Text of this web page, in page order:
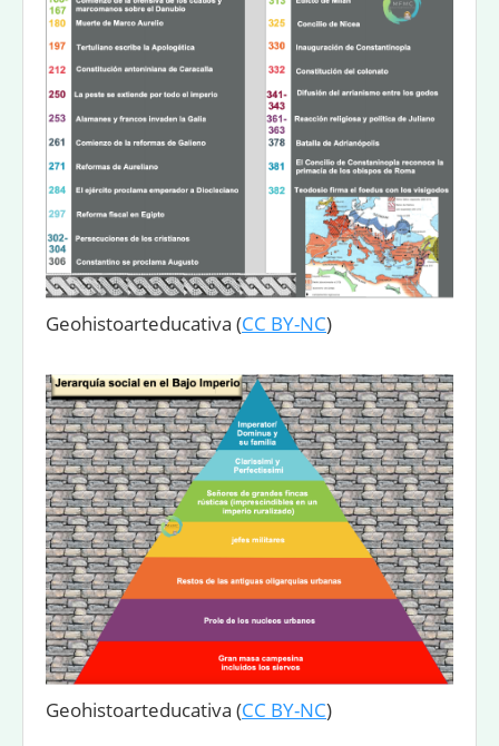
Geohistoarteducativa (CC BY-NC)
Geohistoarteducativa (CC BY-NC)